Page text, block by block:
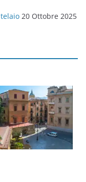
20 Ottobre 2025